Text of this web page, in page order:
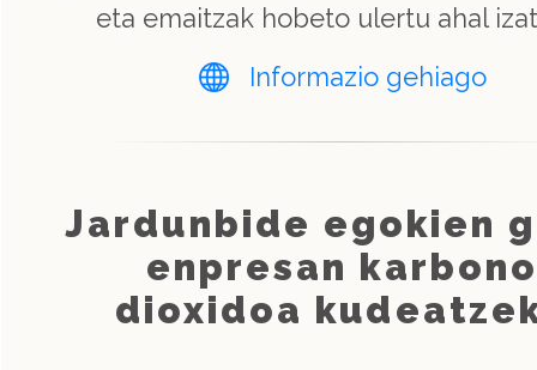
eta emaitzak hobeto ulertu ahal
Informazio gehiago
Jardunbide egokien
enpresan karbono
dioxidoa